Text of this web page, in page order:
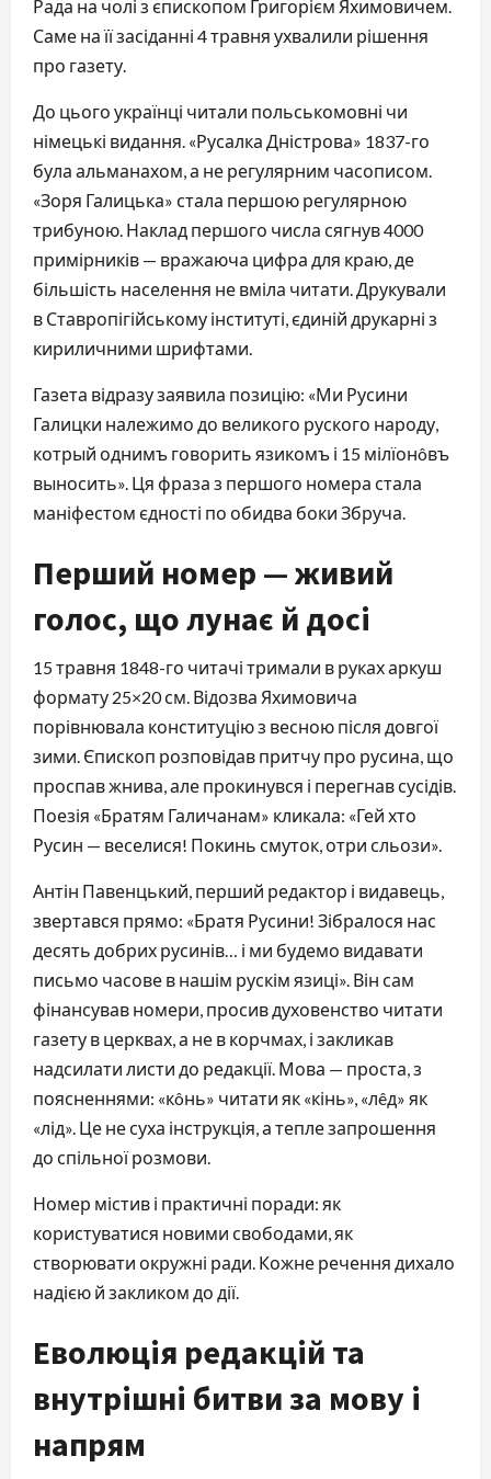
Рада на чолі з єпископом Григорієм Яхимовичем.
Саме на її засіданні 4 травня ухвалили рішення
про газету.
До цього українці читали польськомовні чи
німецькі видання. «Русалка Дністрова» 1837-го
була альманахом, а не регулярним часописом.
«Зоря Галицька» стала першою регулярною
трибуною. Наклад першого числа сягнув 4000
примірників — вражаюча цифра для краю, де
більшість населення не вміла читати. Друкували
в Ставропігійському інституті, єдиній друкарні з
кириличними шрифтами.
Газета відразу заявила позицію: «Ми Русини
Галицки належимо до великого руского народу,
котрый однимъ говорить язикомъ і 15 мілїонôвъ
выносить». Ця фраза з першого номера стала
маніфестом єдності по обидва боки Збруча.
Перший номер — живий
голос, що лунає й досі
15 травня 1848-го читачі тримали в руках аркуш
формату 25×20 см. Відозва Яхимовича
порівнювала конституцію з весною після довгої
зими. Єпископ розповідав притчу про русина, що
проспав жнива, але прокинувся і перегнав сусідів.
Поезія «Братям Галичанам» кликала: «Гей хто
Русин — веселися! Покинь смуток, отри сльози».
Антін Павенцький, перший редактор і видавець,
звертався прямо: «Братя Русини! Зібралося нас
десять добрих русинів… і ми будемо видавати
письмо часове в нашім рускім язиці». Він сам
фінансував номери, просив духовенство читати
газету в церквах, а не в корчмах, і закликав
надсилати листи до редакції. Мова — проста, з
поясненнями: «кôнь» читати як «кінь», «лêд» як
«лід». Це не суха інструкція, а тепле запрошення
до спільної розмови.
Номер містив і практичні поради: як
користуватися новими свободами, як
створювати окружні ради. Кожне речення дихало
надією й закликом до дії.
Еволюція редакцій та
внутрішні битви за мову і
напрям